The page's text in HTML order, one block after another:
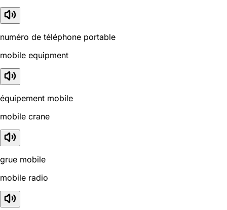
numéro de téléphone portable
mobile equipment
équipement mobile
mobile crane
grue mobile
mobile radio